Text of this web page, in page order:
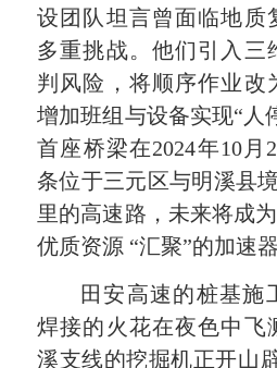
设团队坦言曾面临地质
多重挑战。他们引入三
判风险，将顺序作业改
增加班组与设备实现“人
首座桥梁在2024年10月
条位于三元区与明溪县
里的高速路，未来将成为
优质资源 “汇聚”的加速器
田安高速的桩基施
焊接的火花在夜色中飞
溪支线的挖掘机正开山